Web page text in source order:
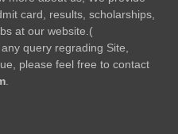
card, results, scholarships,
at our website.(
query regrading Site,
please feel free to contact